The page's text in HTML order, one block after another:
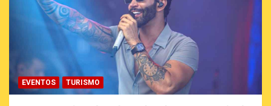
EVENTOS TURISMO